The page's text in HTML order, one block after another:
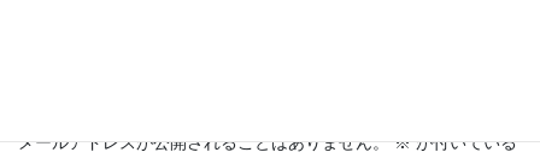
メールアドレスが公開されることはありません。 ※が付いている